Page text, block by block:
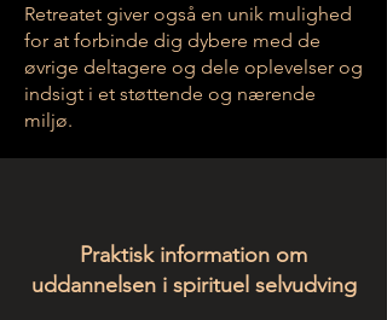
Retreatet giver også en unik mulighed
for at forbinde dig dybere med de
øvrige deltagere og dele oplevelser og
indsigt i et støttende og nærende
miljø.
Praktisk information om
uddannelsen i spirituel selvudving